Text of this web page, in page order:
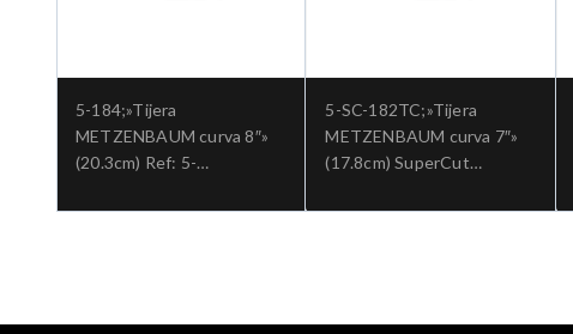
5-184;»Tijera
METZENBAUM curva 8″»
(20.3cm) Ref: 5-
5-SC-182TC;»Tijera
METZENBAUM curva 7″»
(17.8cm) SuperCut
182TC.»;Cirugia general